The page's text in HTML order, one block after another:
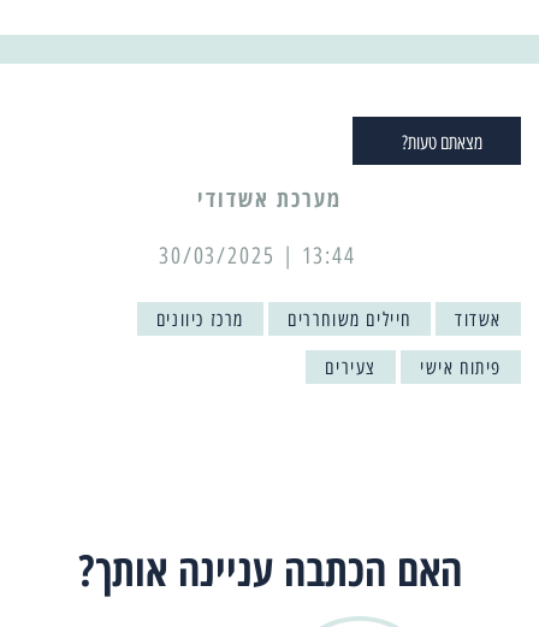
מצאתם טעות?
מערכת אשדודי
13:44 | 30/03/2025
אשדוד חיילים משוחררים מרכז כיוונים
פיתוח אישי צעירים
האם הכתבה עניינה אותך?